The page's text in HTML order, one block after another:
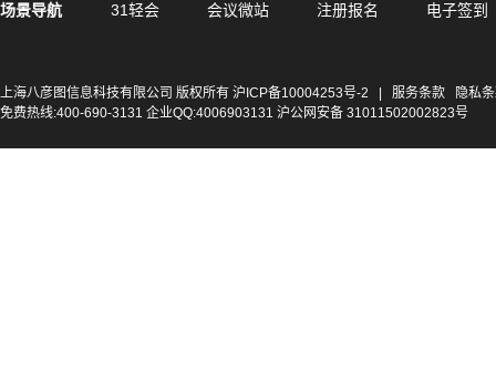
场景导航 31轻会 会议微站 注册报名 电子签到
上海八彦图信息科技有限公司 版权所有 沪ICP备10004253号-2 服务条款
隐私
免费热线:400-690-3131 企业QQ:4006903131 沪公网安备 31011502002823号